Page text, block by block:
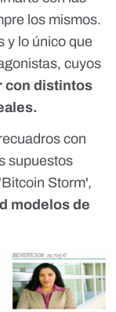
los mismos.
y lo único que
cuyos
con distintos
con
supuestos
Storm',
modelos de